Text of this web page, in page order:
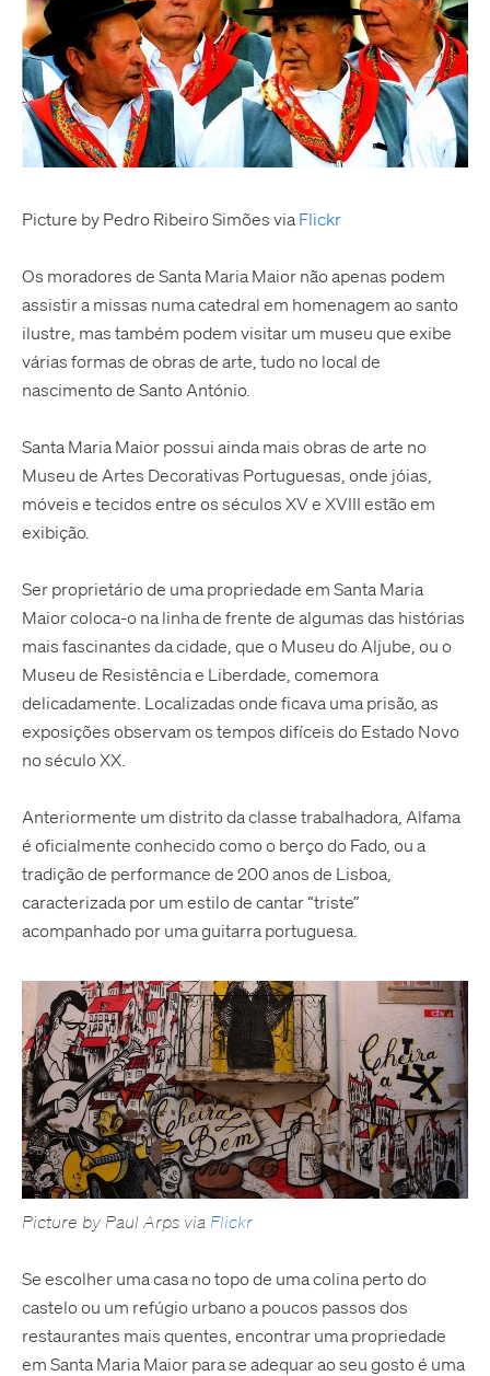
Picture by Pedro Ribeiro Simões via Flickr
Os moradores de Santa Maria Maior não apenas podem
assistir a missas numa catedral em homenagem ao santo
ilustre, mas também podem visitar um museu que exibe
várias formas de obras de arte, tudo no local de
nascimento de Santo António.
Santa Maria Maior possui ainda mais obras de arte no
Museu de Artes Decorativas Portuguesas, onde jóias,
móveis e tecidos entre os séculos XV e XVIII estão em
exibição.
Ser proprietário de uma propriedade em Santa Maria
Maior coloca-o na linha de frente de algumas das histórias
mais fascinantes da cidade, que o Museu do Aljube, ou o
Museu de Resistência e Liberdade, comemora
delicadamente. Localizadas onde ficava uma prisão, as
exposições observam os tempos difíceis do Estado Novo
no século XX.
Anteriormente um distrito da classe trabalhadora, Alfama
é oficialmente conhecido como o berço do Fado, ou a
tradição de performance de 200 anos de Lisboa,
caracterizada por um estilo de cantar “triste”
acompanhado por uma guitarra portuguesa.
Picture by Paul Arps via Flickr
Se escolher uma casa no topo de uma colina perto do
castelo ou um refúgio urbano a poucos passos dos
restaurantes mais quentes, encontrar uma propriedade
em Santa Maria Maior para se adequar ao seu gosto é uma